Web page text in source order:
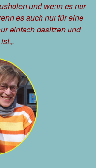
und wenn es nur
es auch nur für eine
einfach dasitzen und
„